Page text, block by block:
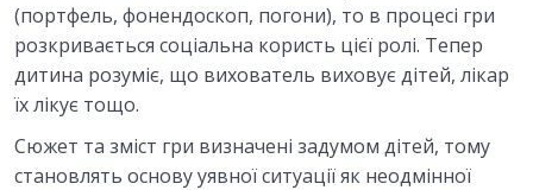
(портфель, фонендоскоп, погони), то в процесі гри
розкривається соціальна користь цієї ролі. Тепер
дитина розуміє, що вихователь виховує дітей, лікар
їх лікує тощо.
Сюжет та зміст гри визначені задумом дітей, тому
становлять основу уявної ситуації як неодмінної